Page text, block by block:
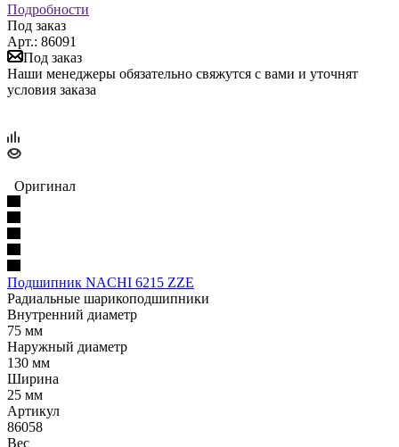
Подробности
Под заказ
Арт.: 86091
Под заказ
Наши менеджеры обязательно свяжутся с вами и уточнят
условия заказа
Оригинал
Подшипник NACHI 6215 ZZE
Радиальные шарикоподшипники
Внутренний диаметр
75 мм
Наружный диаметр
130 мм
Ширина
25 мм
Артикул
86058
Вес